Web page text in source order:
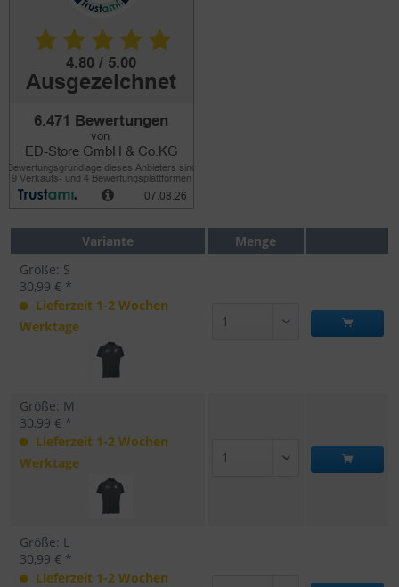
Variante
Menge
Größe: S
30,99 € *
Lieferzeit 1-2 Wochen
Werktage
Größe: M
30,99 € *
Lieferzeit 1-2 Wochen
Werktage
Größe: L
30,99 € *
Lieferzeit 1-2 Wochen